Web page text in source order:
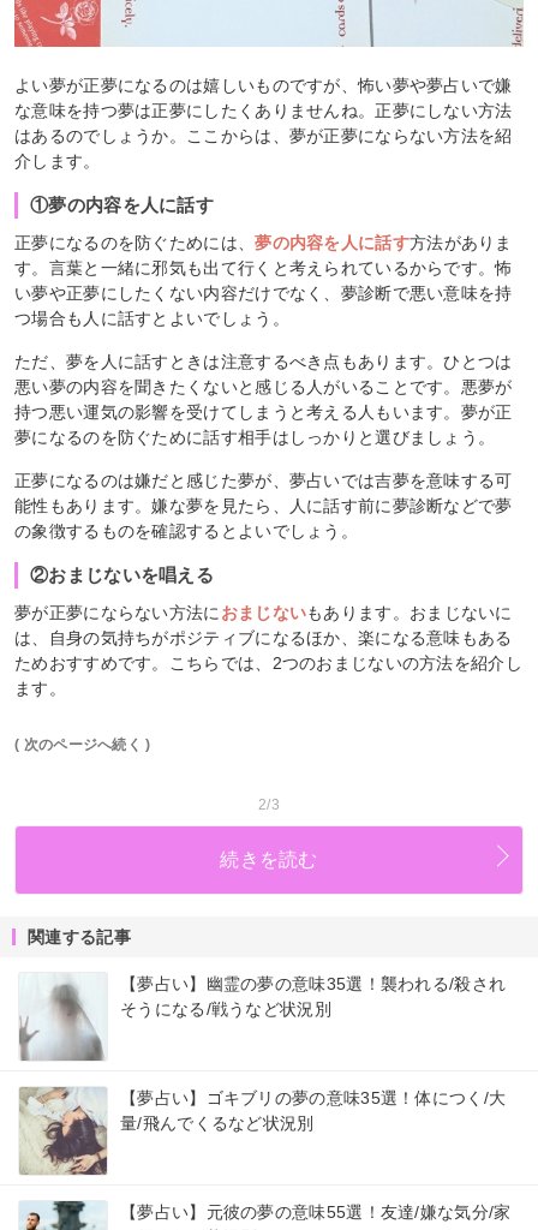
よい夢が正夢になるのは嬉しいものですが、怖い夢や夢占いで嫌
な意味を持つ夢は正夢にしたくありませんね。正夢にしない方法
はあるのでしょうか。ここからは、夢が正夢にならない方法を紹
介します。
①夢の内容を人に話す
正夢になるのを防ぐためには、夢の内容を人に話す方法がありま
す。言葉と一緒に邪気も出て行くと考えられているからです。怖
い夢や正夢にしたくない内容だけでなく、夢診断で悪い意味を持
つ場合も人に話すとよいでしょう。
ただ、夢を人に話すときは注意するべき点もあります。ひとつは
悪い夢の内容を聞きたくないと感じる人がいることです。悪夢が
持つ悪い運気の影響を受けてしまうと考える人もいます。夢が正
夢になるのを防ぐために話す相手はしっかりと選びましょう。
正夢になるのは嫌だと感じた夢が、夢占いでは吉夢を意味する可
能性もあります。嫌な夢を見たら、人に話す前に夢診断などで夢
の象徴するものを確認するとよいでしょう。
②おまじないを唱える
夢が正夢にならない方法に おまじないもあります。おまじないに
は、自身の気持ちがポジティブになるほか、楽になる意味もある
ためおすすめです。こちらでは、2つのおまじないの方法を紹介し
ます。
( 次のページへ続く )
2/3
続きを読む
関連する記事
【夢占い】幽霊の夢の意味35選！襲われる/殺され
そうになる/戦うなど状況別
【夢占い】ゴキブリの夢の意味35選！体につく/大
量/飛んでくるなど状況別
【夢占い】元彼の夢の意味55選！友達/嫌な気分/家